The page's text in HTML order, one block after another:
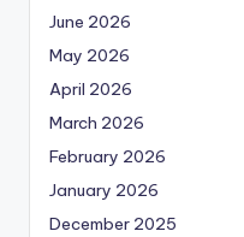
June 2026
May 2026
April 2026
March 2026
February 2026
January 2026
December 2025